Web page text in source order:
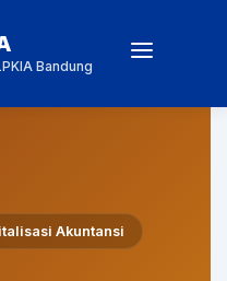
Bandung
Akuntansi